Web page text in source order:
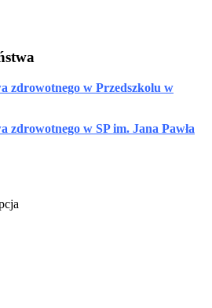
zdrowotnego w Przedszkolu w
zdrowotnego w SP im. Jana Pawła